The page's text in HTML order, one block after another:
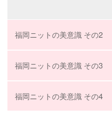
福岡ニットの美意識 その2
福岡ニットの美意識 その3
福岡ニットの美意識 その4